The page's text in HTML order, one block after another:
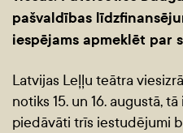
pašvaldības
iespējams apmeklēt par
Latvijas Leļļu teātra
notiks 15. un 16. augustā,
piedāvāti trīs iestudējumi